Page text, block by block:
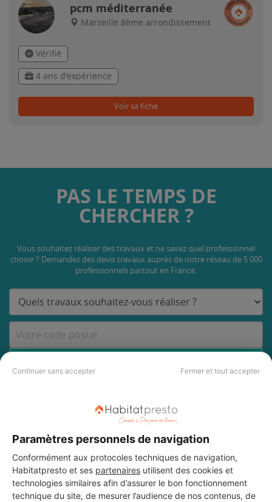
Continuer sans accepter Fermer et tout accepter
Paramètres personnels de navigation
Conformément aux protocoles techniques de navigation,
Habitatpresto et ses partenaires utilisent des cookies et
technologies similaires afin d’assurer le bon fonctionnement
technique du site, de mesurer l’audience de nos contenus, de
pcm méditerranée
Marseille 8ème arrondissement
Vérifié
4 ans d'expérience
Voir sa fiche
PAS LE TEMPS DE
CHERCHER ?
Vous souhaitez réaliser des travaux et ne savez quel professionnel
choisir ? Demandez des devis travaux auprès de notre réseau de 5 000
professionnels partout en France.
Les 3 autres Installateurs
d'alarmes pour vos travaux à
La Destrousse